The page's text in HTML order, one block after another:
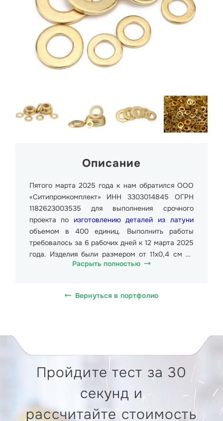
Описание
Пятого марта 2025 года к нам обратился ООО
«Ситипромкомплект» ИНН 3303014845 ОГРН
1182623003535 для выполнения срочного
проекта по изготовлению деталей из латуни
объемом в 400 единиц. Выполнить работы
требовалось за 6 рабочих дней к 12 марта 2025
года. Изделия были размером от 11х0,4 см до
15х0,5 см. Общий вес партии составил около
копеек), в т.ч. НДС 20% 39,67 руб. (Тридцать
заказ в г. Гусь-Хрустальный, Транспортная ул.,
49.
Для изготовления изделий применялась
оптоволоконная установка лазерного раскроя
модель MetalTec TS62. Используемая рабочая
Расрыть полностью
Вернуться в портфолио
Пройдите тест за 30
секунд и
рассчитайте стоимость